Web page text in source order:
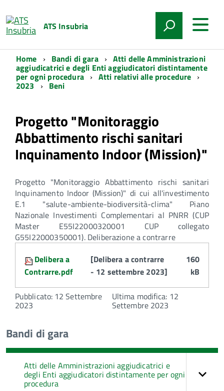
ATS Insubria
Home Bandi di gara Atti delle Amministrazioni
aggiudicatrici e degli Enti aggiudicatori distintamente
per ogni procedura Atti relativi alle procedure
2023 Beni
Progetto "Monitoraggio
Abbattimento rischi sanitari
Inquinamento Indoor (Mission)"
Progetto "Monitoraggio Abbattimento rischi sanitari
Inquinamento Indoor (Mission)" di cui all'investimento
E.1 "salute-ambiente-biodiversità-clima" Piano
Nazionale Investimenti Complementari al PNRR (CUP
Master E55I22000320001 CUP collegato
G55I22000350001). Deliberazione a contrarre
Delibera a
Contrarre.pdf
[Delibera a contrarre
- 12 settembre 2023]
160
kB
Pubblicato: 12 Settembre
2023
Ultima modifica: 12
Settembre 2023
Bandi di gara
Atti delle Amministrazioni aggiudicatrici e
degli Enti aggiudicatori distintamente per ogni
procedura